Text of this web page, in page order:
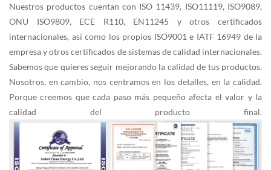
Nuestros productos cuentan con ISO 11439, ISO11119, ISO9089,
ONU ISO9809, ECE R110, EN11245 y otros certificados
internacionales, así como los propios ISO9001 e IATF 16949 de la
empresa y otros certificados de sistemas de calidad internacionales.
Sabemos que quieres seguir mejorando la calidad de tus productos.
Nosotros, en cambio, nos centramos en los detalles, en la calidad.
Porque creemos que cada paso más pequeño afecta el valor y la
calidad del producto final.